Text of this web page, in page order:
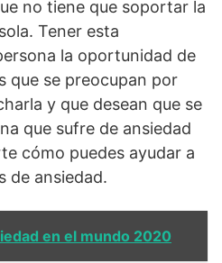
no tiene que soportar la
Tener esta
la oportunidad de
que se preocupan por
y que desean que se
que sufre de ansiedad
cómo puedes ayudar a
de ansiedad.
en el mundo 2020